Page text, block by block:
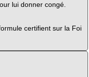
lui donner congé.
certifient sur la Foi